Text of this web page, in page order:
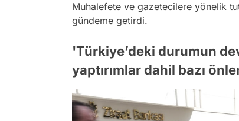
Muhalefete ve gazetecilere yönelik
gündeme getirdi.
'Türkiye’deki durumun
yaptırımlar dahil bazı